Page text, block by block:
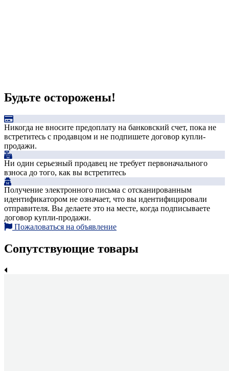
Будьте осторожены!
Никогда не вносите предоплату на банковский счет, пока не
встретитесь с продавцом и не подпишете договор купли-
продажи.
Ни один серьезный продавец не требует первоначального
взноса до того, как вы встретитесь
Получение электронного письма с отсканированным
идентификатором не означает, что вы идентифицировали
отправителя. Вы делаете это на месте, когда подписываете
договор купли-продажи.
Пожаловаться на объявление
Сопутствующие товары